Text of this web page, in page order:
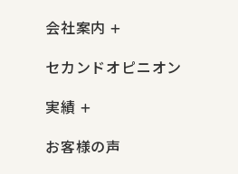
会社案内
セカンドオピニオン
実績
お客様の声